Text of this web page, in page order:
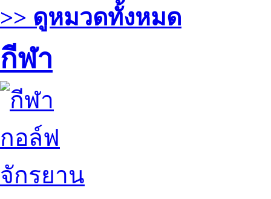
>> ดูหมวดทั้งหมด
กีฬา
กอล์ฟ
จักรยาน